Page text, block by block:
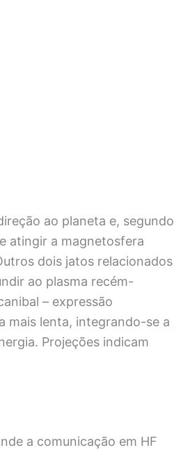
ao planeta e, segundo
atingir a magnetosfera
dois jatos relacionados
ao plasma recém-
– expressão
mais lenta, integrando-se a
Projeções indicam
a comunicação em HF